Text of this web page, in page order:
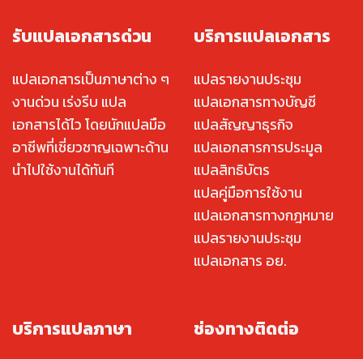
รับแปลเอกสารด่วน
แปลเอกสารเป็นภาษาต่าง ๆ
งานด่วน เร่งรีบ แปล
เอกสารได้ไว โดยนักแปลมือ
อาชีพที่เชี่ยวชาญเฉพาะด้าน
นำไปใช้งานได้ทันที
บริการแปลเอกสาร
แปลรายงานประชุม
แปลเอกสารทางบัญชี
แปลสัญญาธุรกิจ
แปลเอกสารการประมูล
แปลสิทธิบัตร
แปลคู่มือการใช้งาน
แปลเอกสารทางกฎหมาย
แปลรายงานประชุม
แปลเอกสาร อย.
บริการแปลภาษา ช่องทางติดต่อ